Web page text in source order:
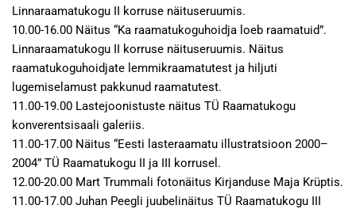
Linnaraamatukogu II korruse näituseruumis.
10.00-16.00 Näitus “Ka raamatukoguhoidja loeb raamatuid”.
Linnaraamatukogu II korruse näituseruumis. Näitus
raamatukoguhoidjate lemmikraamatutest ja hiljuti
lugemiselamust pakkunud raamatutest.
11.00-19.00 Lastejoonistuste näitus TÜ Raamatukogu
konverentsisaali galeriis.
11.00-17.00 Näitus “Eesti lasteraamatu illustratsioon 2000–
2004” TÜ Raamatukogu II ja III korrusel.
12.00-20.00 Mart Trummali fotonäitus Kirjanduse Maja Krüptis.
11.00-17.00 Juhan Peegli juubelinäitus TÜ Raamatukogu III